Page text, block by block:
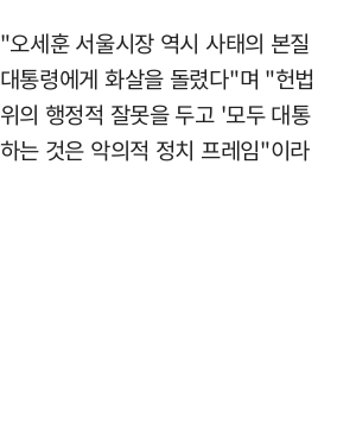
세훈 서울시장 역시 사태의 본질
통령에게 화살을 돌렸다"며 "헌법
의 행정적 잘못을 두고 '모두 대통
는 것은 악의적 정치 프레임"이라